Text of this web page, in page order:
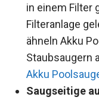
in einem Filter
Filteranlage
ähneln Akku
Staubsaugern
Akku
Saugseitige